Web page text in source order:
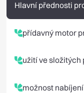
Hlavní přednosti
přídavný motor
užití ve složitých
možnost